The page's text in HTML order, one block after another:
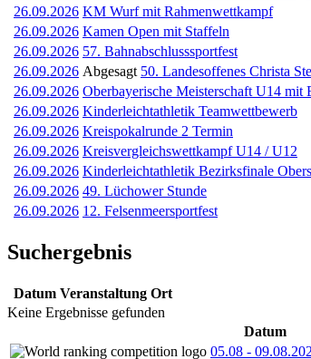
26.09.2026 KM Wurf mit Rahmenwettkampf
26.09.2026 Kamen Open mit Staffeln
26.09.2026 57. Bahnabschlusssportfest
26.09.2026 Abgesagt 50. Landesoffenes Christa
26.09.2026 Oberbayerische Meisterschaft U14 mit
26.09.2026 Kinderleichtathletik Teamwettbewerb
26.09.2026 Kreispokalrunde 2 Termin
26.09.2026 Kreisvergleichswettkampf U14 / U12
26.09.2026 Kinderleichtathletik Bezirksfinale
26.09.2026 49. Lüchower Stunde
26.09.2026 12. Felsenmeersportfest
Suchergebnis
Datum Veranstaltung Ort
Keine Ergebnisse gefunden
Datum
05.08 -